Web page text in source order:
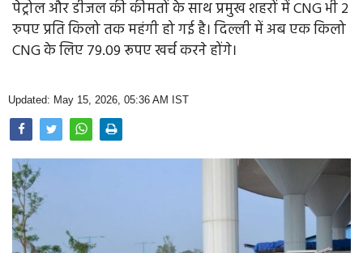
Farm & Food
Opinion
Photo Gallery
Home
पेट्रोल और डीजल की कीमतों के साथ प्रमुख शहरों में CNG भी 2
रुपए प्रति किलो तक महंगी हो गई है। दिल्ली में अब एक किलो
CNG के लिए 79.09 रूपए खर्च करने होंगे।
Updated: May 15, 2026, 05:36 AM IST